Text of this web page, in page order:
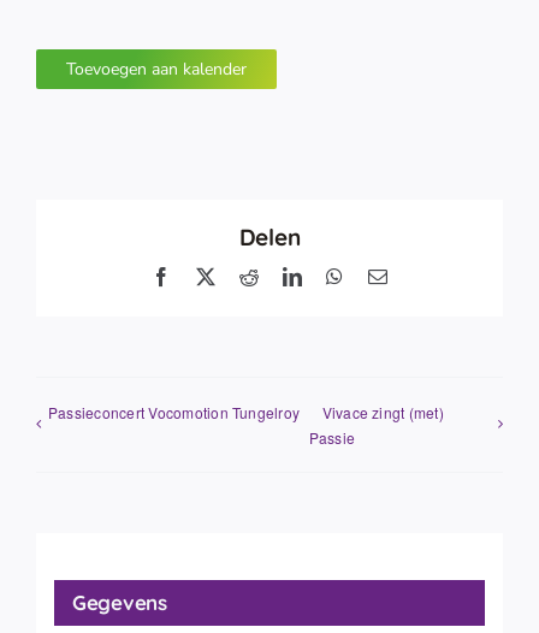
Toevoegen aan kalender
Delen
Facebook
X RedditLinkedInWhatsApp
E-
Passieconcert Vocomotion Tungelroy
Vivace zingt (met)
Passie
Gegevens